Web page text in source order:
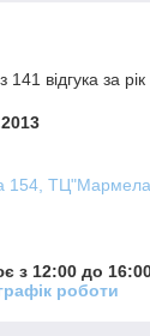
відгука за рік
154,
з 12:00 до
роботи